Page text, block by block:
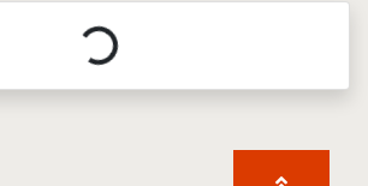
載入中...